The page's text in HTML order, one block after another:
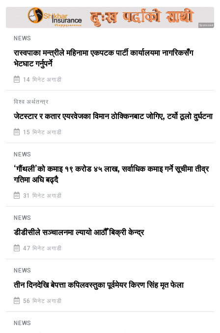
Sponsored
NEWS
रास्वपाका मन्त्रीले महिनामा एकपटक पार्टी कार्यालयमा नागरिकसँग
भेटघाट गर्नुपर्ने
14 मिनेट अगाडी
विश्व अर्थतन्त्र
जेटस्टार र कतार एयरवेजका विमान ठोक्किनबाट जोगिए, टर्यो ठूलो दुर्घटना
15 मिनेट अगाडी
NEWS
‘गौंथली’को कमाइ १९ करोड ४५ लाख, सर्वाधिक कमाइ गर्ने सूचीमा तीव्र
गतिमा अघि बढ्दै
31 मिनेट अगाडी
NEWS
डीडीसीले सञ्चालनमा ल्यायो आठौँ बिक्री केन्द्र
47 मिनेट अगाडी
NEWS
तीन दिनदेखि बेपत्ता कपिलवस्तुका पूर्वमेयर किरण सिंह मृत फेला
56 मिनेट अगाडी
NEWS